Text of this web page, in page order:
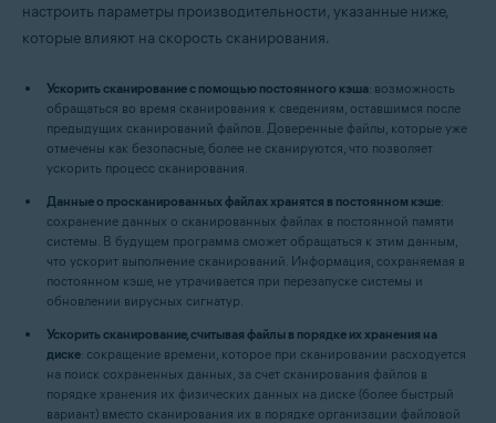
настроить параметры производительности, указанные ниже,
которые влияют на скорость сканирования.
Ускорить сканирование с помощью постоянного кэша: возможность
обращаться во время сканирования к сведениям, оставшимся после
предыдущих сканирований файлов. Доверенные файлы, которые уже
отмечены как безопасные, более не сканируются, что позволяет
ускорить процесс сканирования.
Данные о просканированных файлах хранятся в постоянном кэше:
сохранение данных о сканированных файлах в постоянной памяти
системы. В будущем программа сможет обращаться к этим данным,
что ускорит выполнение сканирований. Информация, сохраняемая в
постоянном кэше, не утрачивается при перезапуске системы и
обновлении вирусных сигнатур.
Ускорить сканирование, считывая файлы в порядке их хранения на
диске: сокращение времени, которое при сканировании расходуется
на поиск сохраненных данных, за счет сканирования файлов в
порядке хранения их физических данных на диске (более быстрый
вариант) вместо сканирования их в порядке организации файловой